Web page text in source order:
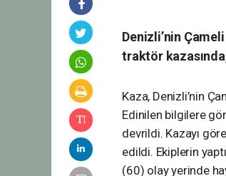
Denizli’nin
traktör
Kaza, Denizli’nin
Edinilen bilgilere
devrildi. Kazayı
edildi. Ekiplerin
(60) olay yerinde